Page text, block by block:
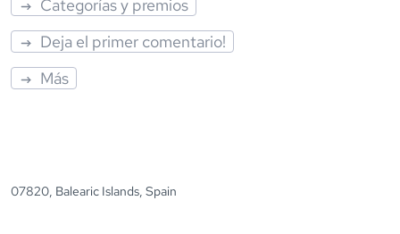
Categorías y premios
Deja el primer comentario!
Más
07820, Balearic Islands, Spain